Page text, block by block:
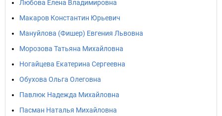
Любова Елена Владимировна
Макаров Константин Юрьевич
Мануйлова (Фишер) Евгения Львовна
Морозова Татьяна Михайловна
Ногайцева Екатерина Сергеевна
Обухова Ольга Олеговна
Павлюк Надежда Михайловна
Пасман Наталья Михайловна